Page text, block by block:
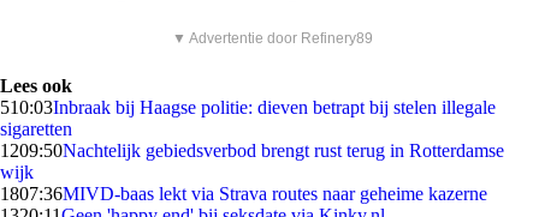
▼ Advertentie door Refinery89
Lees ook
510:03Inbraak bij Haagse politie: dieven betrapt bij stelen illegale
sigaretten
1209:50Nachtelijk gebiedsverbod brengt rust terug in Rotterdamse
wijk
1807:36MIVD-baas lekt via Strava routes naar geheime kazerne